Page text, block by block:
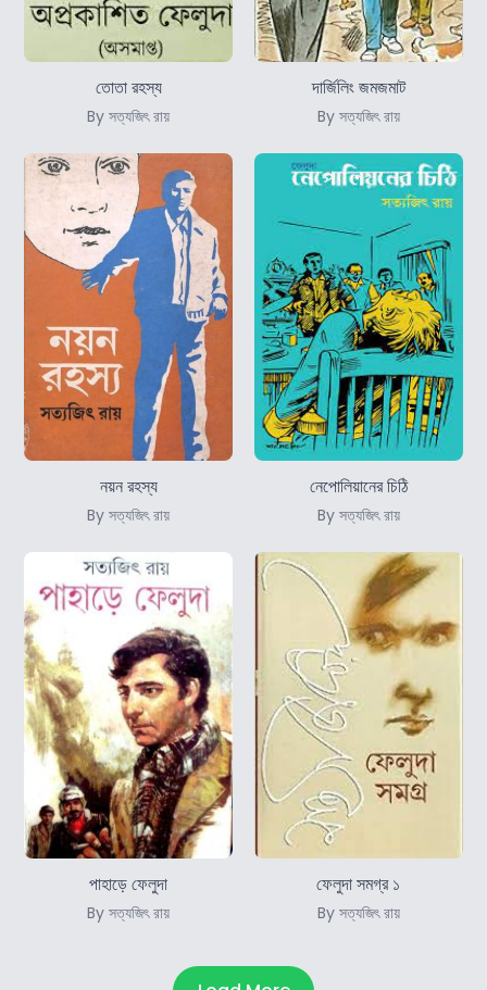
তোতা রহস্য
By সত্যজিৎ রায়
দার্জিলিং জমজমাট
By সত্যজিৎ রায়
নয়ন রহস্য
By সত্যজিৎ রায়
নেপোলিয়ানের চিঠি
By সত্যজিৎ রায়
পাহাড়ে ফেলুদা
By সত্যজিৎ রায়
ফেলুদা সমগ্র ১
By সত্যজিৎ রায়